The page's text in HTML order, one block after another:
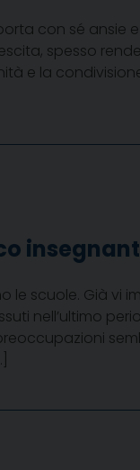
con sé ansie
spesso
e la
le scuole. Già vi
nell’ultimo